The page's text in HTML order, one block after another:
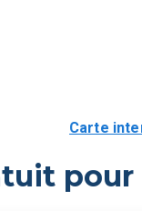
Carte
pour